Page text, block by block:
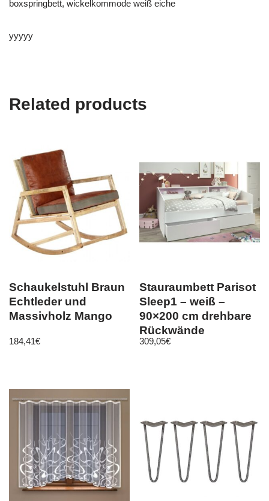
boxspringbett, wickelkommode weiß eiche
yyyyy
Related products
Schaukelstuhl Braun
Echtleder und
Massivholz Mango
184,41€
Stauraumbett Parisot
Sleep1 – weiß –
90×200 cm drehbare
Rückwände
309,05€